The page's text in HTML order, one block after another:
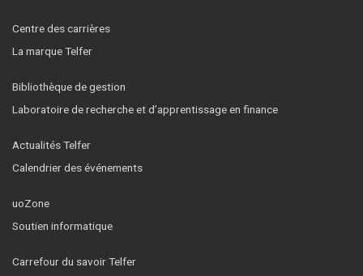
Centre des carrières
La marque Telfer
Bibliothèque de gestion
Laboratoire de recherche et d’apprentissage en finance
Actualités Telfer
Calendrier des événements
uoZone
Soutien informatique
Carrefour du savoir Telfer